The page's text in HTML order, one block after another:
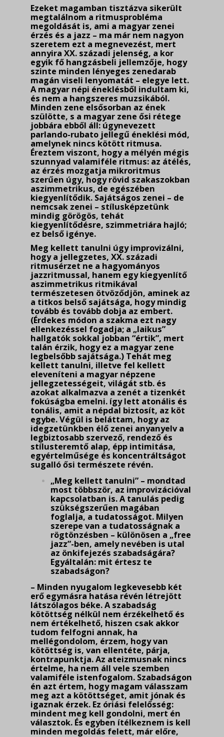
Ezeket magamban tisztázva sikerült
megtalálnom a ritmusprobléma
megoldását is, ami a magyar zenei
érzés és a jazz – ma már nem nagyon
szeretem ezt a megnevezést, mert
annyira XX. századi jelenség, a kor
egyik fő hangzásbeli jellemzője, hogy
szinte minden lényeges zenedarab
magán viseli lenyomatát – elegye lett.
A magyar népi éneklésből indultam ki,
és nem a hangszeres muzsikából.
Minden zene elsősorban az ének
szülötte, s a magyar zene ősi rétege
jobbára ebből áll: úgynevezett
parlando-rubato jellegű éneklési mód,
amelynek nincs kötött ritmusa.
Éreztem viszont, hogy a mélyén mégis
szunnyad valamiféle ritmus: az átélés,
az érzés mozgatja mikroritmus
szerűen úgy, hogy rövid szakaszokban
aszimmetrikus, de egészében
kiegyenlítődik. Sajátságos zenei – de
nemcsak zenei – stílusképzetünk
mindig görögös, tehát
kiegyenlítődésre, szimmetriára hajló;
ez belső igénye.
Meg kellett tanulni úgy improvizálni,
hogy a jellegzetes, XX. századi
ritmusérzet ne a ha­gyományos
jazzritmussal, hanem egy kiegyenlítő
aszimmetrikus ritmikával
természetesen öt­vöződjön, aminek az
a titkos belső sajátsága, hogy mindig
tovább és tovább dobja az embert.
(Érdekes módon a szakma ezt nagy
ellenkezéssel fogadja; a „laikus”
hallgatók sokkal jobban “értik”, mert
talán érzik, hogy ez a magyar zene
legbelsőbb sajátsága.) Tehát meg
kellett tanulni, illetve fel kellett
eleveníteni a magyar népzene
jellegzetességeit, világát stb. és
azokat alkal­mazva a zenét a tizenkét
fokúságba emelni. így lett atonális és
tonális, amit a népdal biztosít, az köt
egybe. Végül is beláttam, hogy az
idegzetünkben élő zenei anyanyelv a
legbiztosabb szervező, rendező és
stílusteremtő alap, épp intimitása,
egyértelműsége és koncentráltságot
su­galló ősi természete révén.
„Meg kellett tanulni” – mondtad
most többször, az improvizációval
kapcsolatban is. A tanulás pedig
szükségszerűen magában
foglalja, a tudatosságot. Milyen
szerepe van a tudatos­ságnak a
rögtönzésben – különösen a „free
jazz”-ben, amely nevében is utal
az önkifejezés szabadságára?
Egyáltalán: mit értesz te
szabadságon?
– Minden nyugalom legkevesebb két
erő egymásra hatása révén létrejött
látszólagos béke. A szabadság
kötöttség nélkül nem érzékelhető és
nem értékelhető, hiszen csak akkor
tudom felfogni annak, ha
mellégondolom, érzem, hogy van
kötöttség is, van ellentéte, párja,
kontra­punktja. Az ateizmusnak nincs
értelme, ha nem áll vele szemben
valamiféle istenfogalom. Sza­badságon
én azt értem, hogy magam válasszam
meg azt a kötöttséget, amit jónak és
igaznak érzek. Ez óriási felelősség:
mindent meg kell gondolni, mert én
választok. És egyben ítélkeznem is kell
minden megoldás felett, már előre,